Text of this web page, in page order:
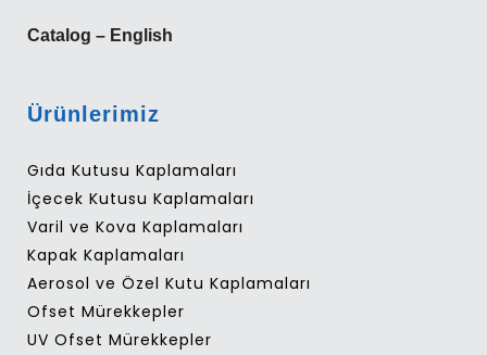
Catalog – English
Ürünlerimiz
Gıda Kutusu Kaplamaları
İçecek Kutusu Kaplamaları
Varil ve Kova Kaplamaları
Kapak Kaplamaları
Aerosol ve Özel Kutu Kaplamaları
Ofset Mürekkepler
UV Ofset Mürekkepler